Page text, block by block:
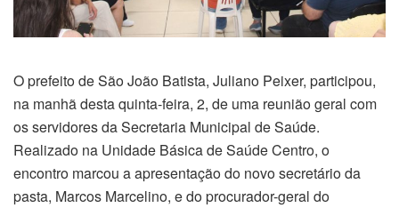
O prefeito de São João Batista, Juliano Peixer, participou,
na manhã desta quinta-feira, 2, de uma reunião geral com
os servidores da Secretaria Municipal de Saúde.
Realizado na Unidade Básica de Saúde Centro, o
encontro marcou a apresentação do novo secretário da
pasta, Marcos Marcelino, e do procurador-geral do